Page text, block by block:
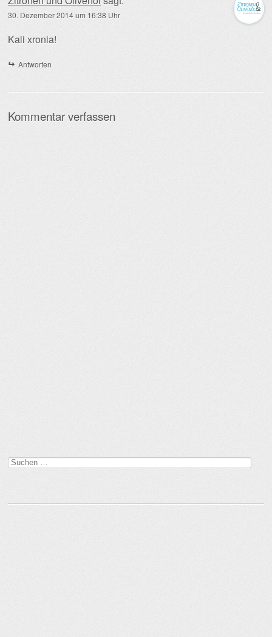
30. Dezember 2014 um 16:38 Uhr
Kali xronia!
Antworten
Kommentar verfassen
Suchen
nach: